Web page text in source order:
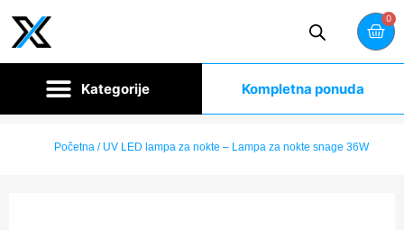
0
Kompletna ponuda
Početna/ UV LED lampa za nokte – Lampa za nokte snage 36W